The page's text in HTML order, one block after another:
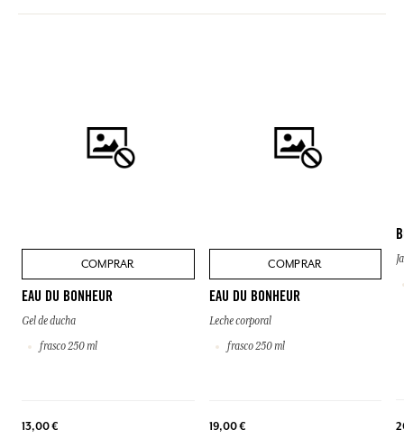
COMPRAR
EAU DU BONHEUR
Gel de ducha
frasco 250 ml
13,00 €
COMPRAR
EAU DU BONHEUR
Leche corporal
frasco 250 ml
19,00 €